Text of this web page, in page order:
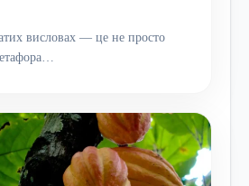
висловах — це не просто